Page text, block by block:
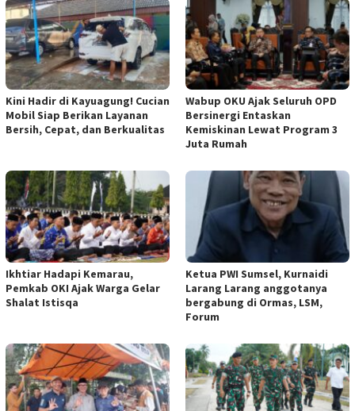
Kini Hadir di Kayuagung! Cucian
Mobil Siap Berikan Layanan
Bersih, Cepat, dan Berkualitas
Wabup OKU Ajak Seluruh OPD
Bersinergi Entaskan
Kemiskinan Lewat Program 3
Juta Rumah
Ikhtiar Hadapi Kemarau,
Pemkab OKI Ajak Warga Gelar
Shalat Istisqa
Ketua PWI Sumsel, Kurnaidi
Larang Larang anggotanya
bergabung di Ormas, LSM,
Forum